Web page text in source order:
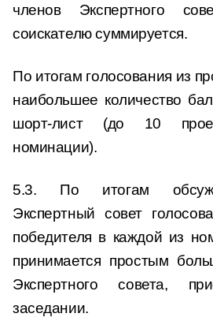
членов Экспертного
соискателю суммируется.
По итогам голосования из
наибольшее количество
шорт-лист (до 10
номинации).
5.3. По итогам
Экспертный совет
победителя в каждой из
принимается простым
Экспертного совета,
заседании.